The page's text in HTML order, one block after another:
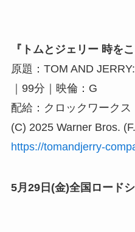
『トムとジェリー 時を
原題：TOM AND
｜99分｜映倫：G
配給：クロックワークス
(C) 2025 Warner Bros.
https://tomandjerry-
5月29日(金)全国ロード